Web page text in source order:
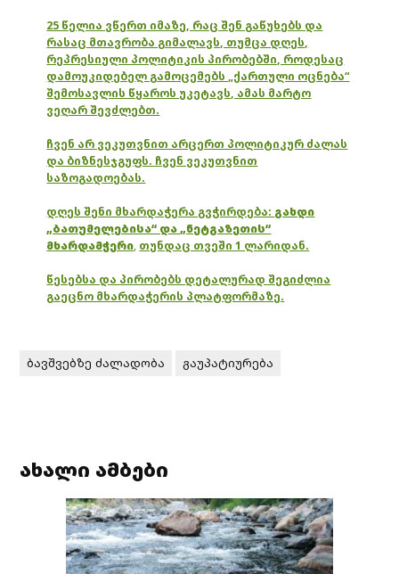
25 წელია ვწერთ იმაზე, რაც შენ გაწუხებს და
რასაც მთავრობა გიმალავს, თუმცა დღეს,
რეპრესიული პოლიტიკის პირობებში, როდესაც
დამოუკიდებელ გამოცემებს „ქართული ოცნება“
შემოსავლის წყაროს უკეტავს, ამას მარტო
ვეღარ შევძლებთ.
ჩვენ არ ვეკუთვნით არცერთ პოლიტიკურ ძალას
და ბიზნესჯგუფს. ჩვენ ვეკუთვნით
საზოგადოებას.
დღეს შენი მხარდაჭერა გვჭირდება: გახდი
„ბათუმელებისა“ და „ნეტგაზეთის“
მხარდამჭერი, თუნდაც თვეში 1 ლარიდან.
წესებსა და პირობებს დეტალურად შეგიძლია
გაეცნო მხარდაჭერის პლატფორმაზე.
ბავშვებზე ძალადობა გაუპატიურება
ახალი ამბები